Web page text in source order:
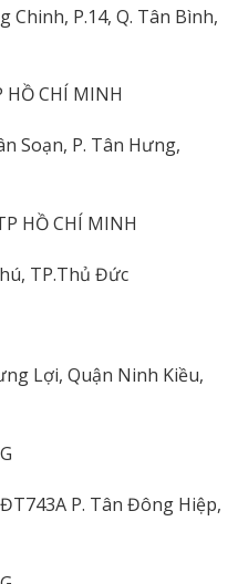
P.14, Q. Tân Bình,
HỒ CHÍ MINH
Soạn, P. Tân Hưng,
HỒ CHÍ MINH
TP.Thủ Đức
Lợi, Quận Ninh Kiều,
P. Tân Đông Hiệp,